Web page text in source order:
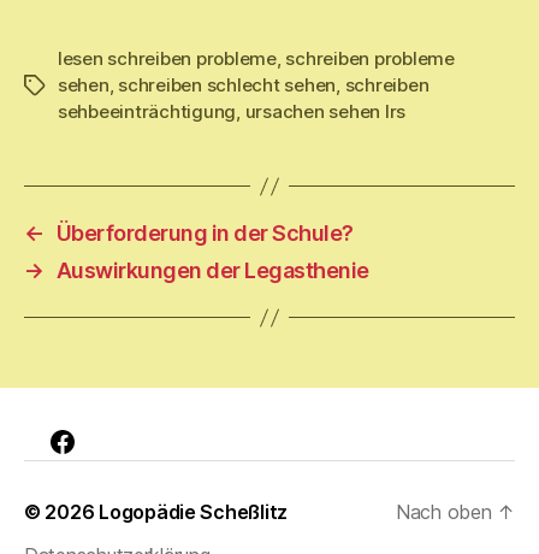
Schlagwörter
lesen schreiben probleme, schreiben probleme
sehen, schreiben schlecht sehen, schreiben
sehbeeinträchtigung, ursachen sehen lrs
←
Überforderung in der Schule?
→
Auswirkungen der Legasthenie
Facebook
© 2026 Logopädie Scheßlitz
Nach oben ↑